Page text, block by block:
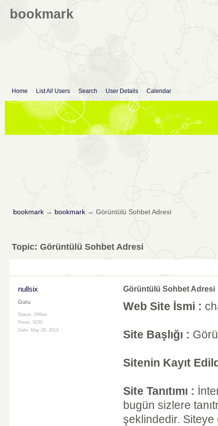
bookmark
Home List All Users Search User Details Calendar
bookmark→ bookmark→ Görüntülü Sohbet Adresi
Topic: Görüntülü Sohbet Adresi
nullsix
Guru
Status: Offline
Posts: 5235
Date: May 26, 2013
Görüntülü Sohbet Adresi
Web Site İsmi :
Site Başlığı :
Sitenin Kayıt
Site Tanıtımı :
bugün sizlere
şeklindedir.